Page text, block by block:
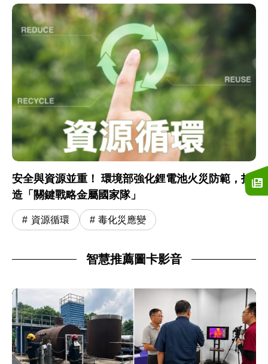
安全與資源並重！ 環境部強化鋰電池火災防範，打
造「關鍵戰略金屬國家隊」
資源循環 毒化災應變
智慧推薦圖卡影音